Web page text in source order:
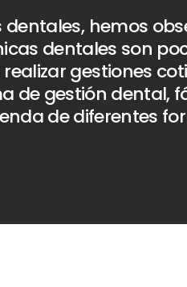
hemos
dentales son
gestiones
de gestión dental,
de diferentes